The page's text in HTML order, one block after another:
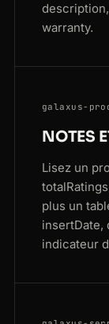
warranty.
galaxus-
NOTES
Lisez un
plus un
insertDate,
indicateur